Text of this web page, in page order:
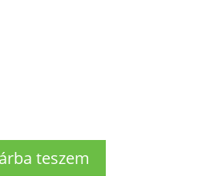
teszem